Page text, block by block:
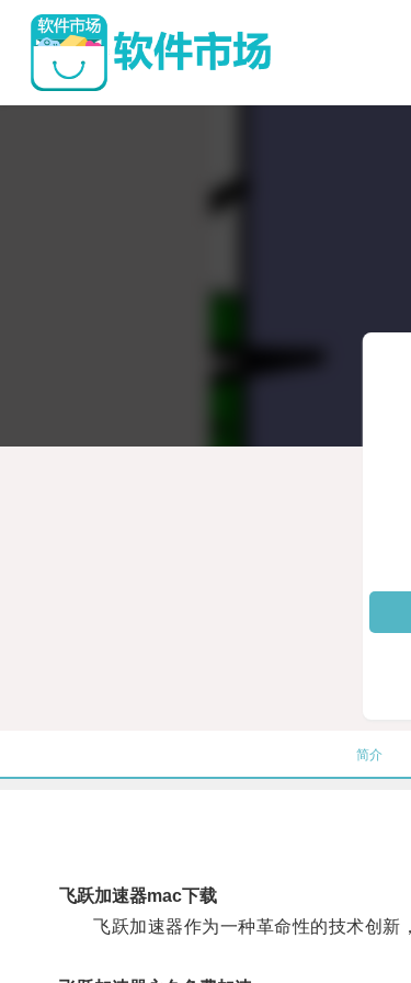
简介
飞跃加速器mac下载
飞跃加速器作为一种革命性的技术创新